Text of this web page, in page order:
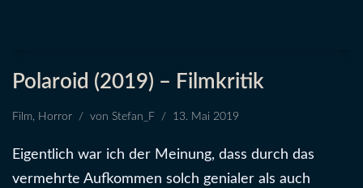
Polaroid (2019) – Filmkritik
Film Horror von Stefan_F 13. Mai 2019
Eigentlich war ich der Meinung, dass durch das
vermehrte Aufkommen solch genialer als auch